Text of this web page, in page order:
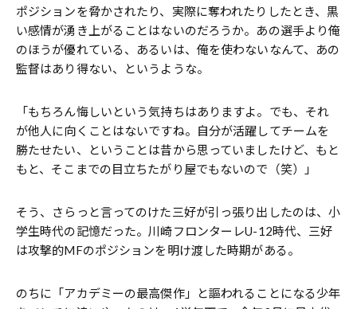
ポジションを脅かされたり、実際に奪われたりしたとき、黒
い感情が湧き上がることはないのだろうか。あの選手より俺
のほうが優れている、あるいは、俺を使わないなんて、あの
監督はあり得ない、というような。
「もちろん悔しいという気持ちはありますよ。でも、それ
が他人に向くことはないですね。自分が活躍してチームを
勝たせたい、ということは昔から思っていましたけど、もと
もと、そこまでの目立ちたがり屋でもないので（笑）」
そう、さらっと言ってのけた三好が引っ張り出したのは、小
学生時代の記憶だった。川崎フロンターレU-12時代、三好
は攻撃的MFのポジションを明け渡した時期がある。
のちに「アカデミーの最高傑作」と謳われることになる少年